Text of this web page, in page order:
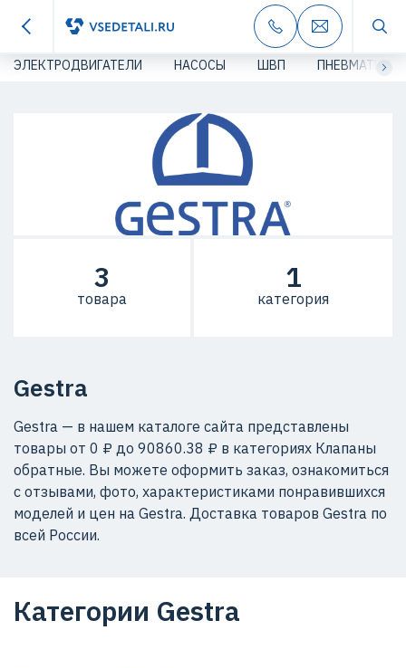
ЭЛЕКТРОДВИГАТЕЛИ НАСОСЫ ШВП ПНЕВМАТИКА
Gestra
Gestra — в нашем каталоге сайта представлены
товары от 0 ₽ до 90860.38 ₽ в категориях Клапаны
обратные. Вы можете оформить заказ, ознакомиться
с отзывами, фото, характеристиками понравившихся
моделей и цен на Gestra. Доставка товаров Gestra по
всей России.
3
товара
1
категория
Категории Gestra